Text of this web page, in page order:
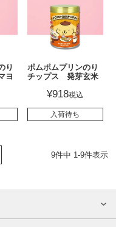
り
ヨ
ポムポムプリンのり
チップス 発芽玄米
¥918税込
入荷待ち
9件中 1-9件表示